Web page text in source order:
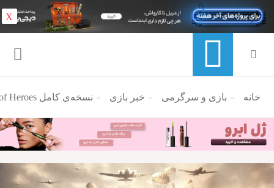
منوی ناوبری خرده نان
خانه بازی و سرگرمی خبر بازی نسخه‌ی کامل Company of Heroes معرفی شد؛ تریلر آن را تماشا کنید
X